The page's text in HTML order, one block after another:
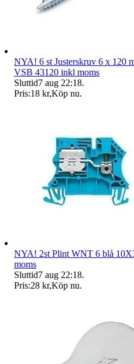
NYA! 6 st Justerskruv 6 x 120
VSB 43120 inkl moms
Sluttid7 aug 22:18.
Pris:18 kr,Köp nu.
NYA! 2st Plint WNT 6 blå
moms
Sluttid7 aug 22:18.
Pris:28 kr,Köp nu.